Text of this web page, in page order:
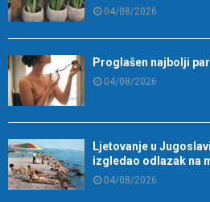
04/08/2026
Proglašen najbolji
04/08/2026
Ljetovanje u
izgledao odlazak na
04/08/2026